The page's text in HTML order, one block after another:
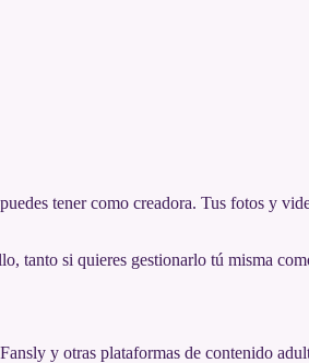
tener como creadora. Tus fotos y
tanto si quieres gestionarlo tú misma
y otras plataformas de contenido